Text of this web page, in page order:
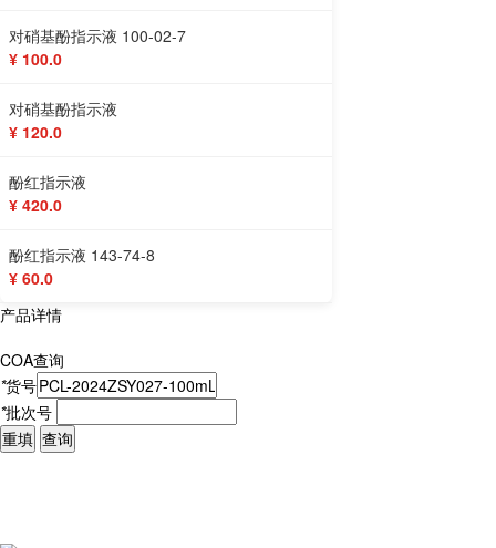
对硝基酚指示液 100-02-7
¥ 100.0
对硝基酚指示液
¥ 120.0
酚红指示液
¥ 420.0
酚红指示液 143-74-8
¥ 60.0
产品详情
COA查询
*货号
*批次号
重填 查询